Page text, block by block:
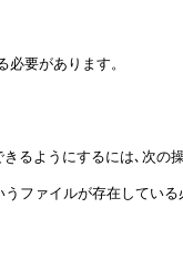
要があります。
ようにするには､次の操
存在している必要